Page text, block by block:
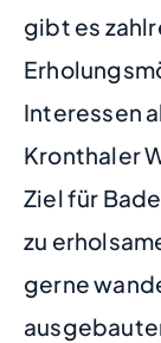
gibt es
Interessen
Kronthaler
Ziel für
zu
gerne